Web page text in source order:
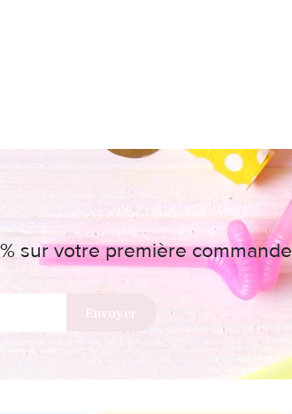
sur votre première commande